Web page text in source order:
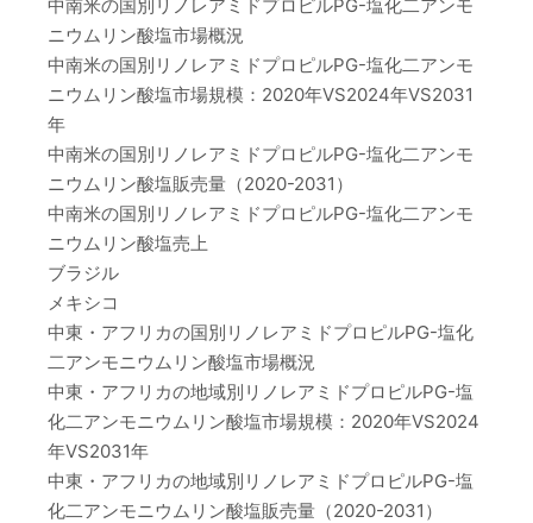
中南米の国別リノレアミドプロピルPG-塩化二アンモ
ニウムリン酸塩市場概況
中南米の国別リノレアミドプロピルPG-塩化二アンモ
ニウムリン酸塩市場規模：2020年VS2024年VS2031
年
中南米の国別リノレアミドプロピルPG-塩化二アンモ
ニウムリン酸塩販売量（2020-2031）
中南米の国別リノレアミドプロピルPG-塩化二アンモ
ニウムリン酸塩売上
ブラジル
メキシコ
中東・アフリカの国別リノレアミドプロピルPG-塩化
二アンモニウムリン酸塩市場概況
中東・アフリカの地域別リノレアミドプロピルPG-塩
化二アンモニウムリン酸塩市場規模：2020年VS2024
年VS2031年
中東・アフリカの地域別リノレアミドプロピルPG-塩
化二アンモニウムリン酸塩販売量（2020-2031）